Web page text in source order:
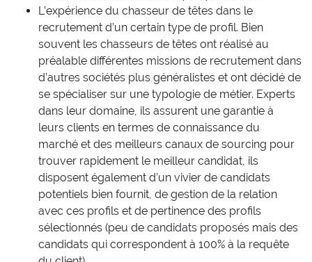
L’expérience du chasseur de têtes dans le
recrutement d’un certain type de profil. Bien
souvent les chasseurs de têtes ont réalisé au
préalable différentes missions de recrutement dans
d’autres sociétés plus généralistes et ont décidé de
se spécialiser sur une typologie de métier. Experts
dans leur domaine, ils assurent une garantie à
leurs clients en termes de connaissance du
marché et des meilleurs canaux de sourcing pour
trouver rapidement le meilleur candidat, ils
disposent également d’un vivier de candidats
potentiels bien fournit, de gestion de la relation
avec ces profils et de pertinence des profils
sélectionnés (peu de candidats proposés mais des
candidats qui correspondent à 100% à la requête